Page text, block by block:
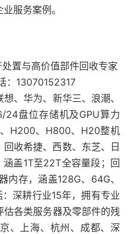
服务案例。
置与高价值部件回收专家
：13070152317
、华为、新华三、浪潮、
24盘位存储机及GPU算力
H200、H800、H20整机
收希捷、西数、东芝、日
盖1T至22T全容量段；回
内存，涵盖128G、64G、
深耕行业15年，拥有专业
各类服务器及零部件的残
、上海、杭州、成都、深